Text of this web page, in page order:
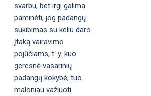
svarbu, bet irgi galima
paminėti, jog padangų
sukibimas su keliu daro
įtaką vairavimo
pojūčiams, t. y. kuo
geresnė vasarinių
padangų kokybė, tuo
maloniau važiuoti